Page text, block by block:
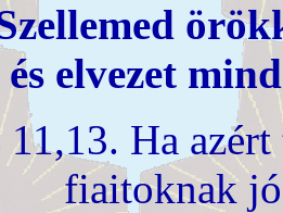
és elvezet
Ha
fiaitoknak